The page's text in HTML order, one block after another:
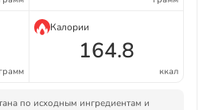
грамм
Калории
164.8
ккал
по исходным ингредиентам и